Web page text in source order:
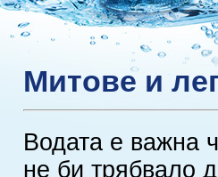
Митове и
Водата е важна
не би трябвало